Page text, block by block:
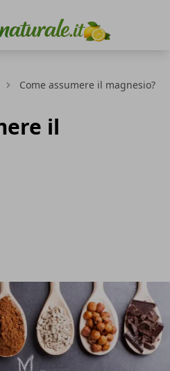
Come assumere il magnesio?
il